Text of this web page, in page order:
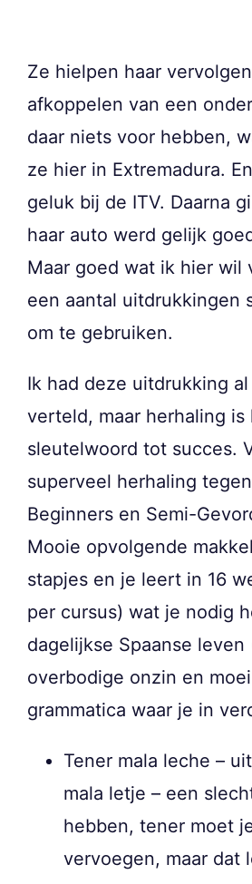
Ze hielpen haar
afkoppelen van een
daar niets voor hebben,
ze hier in Extremadura.
geluk bij de ITV. Daarna
haar auto werd gelijk
Maar goed wat ik hier wil
een aantal uitdrukkingen
om te gebruiken.
Ik had deze uitdrukking
verteld, maar herhaling is
sleutelwoord tot succes.
superveel herhaling
Beginners en Semi-
Mooie opvolgende
stapjes en je leert in 16
per cursus) wat je nodig
dagelijkse Spaanse leven
overbodige onzin en
grammatica waar je in
Tener mala leche –
mala letje – een
hebben, tener moet
vervoegen, maar dat